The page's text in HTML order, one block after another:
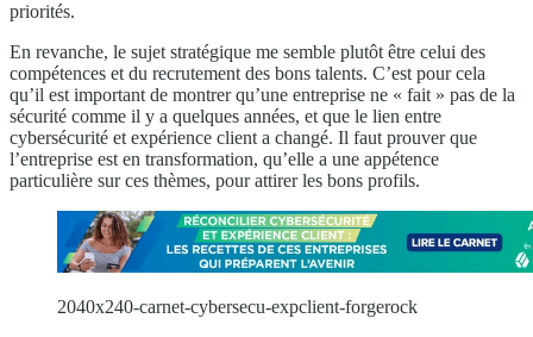
priorités.
En revanche, le sujet stratégique me semble plutôt être celui des
compétences et du recrutement des bons talents. C’est pour cela
qu’il est important de montrer qu’une entreprise ne « fait » pas de la
sécurité comme il y a quelques années, et que le lien entre
cybersécurité et expérience client a changé. Il faut prouver que
l’entreprise est en transformation, qu’elle a une appétence
particulière sur ces thèmes, pour attirer les bons profils.
2040x240-carnet-cybersecu-expclient-forgerock